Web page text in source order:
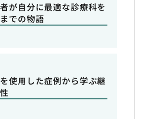
が自分に最適な診療科を
での物語
使用した症例から学ぶ継